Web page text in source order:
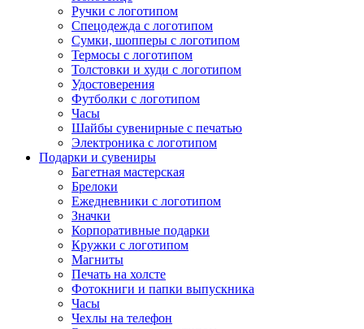
Ручки с логотипом
Спецодежда с логотипом
Сумки, шопперы с логотипом
Термосы с логотипом
Толстовки и худи с логотипом
Удостоверения
Футболки с логотипом
Часы
Шайбы сувенирные с печатью
Электроника с логотипом
Подарки и сувениры
Багетная мастерская
Брелоки
Ежедневники с логотипом
Значки
Корпоративные подарки
Кружки с логотипом
Магниты
Печать на холсте
Фотокниги и папки выпускника
Часы
Чехлы на телефон